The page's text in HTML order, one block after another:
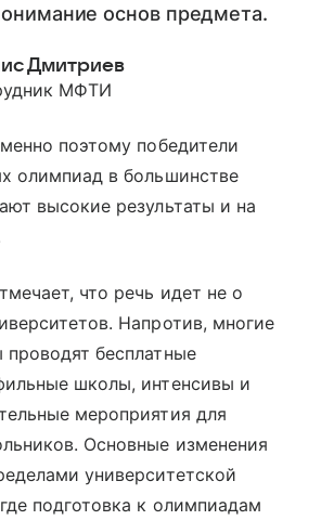
основ предмета.
Дмитриев
МФТИ
поэтому победители
олимпиад в большинстве
высокие результаты и на
что речь идет не о
Напротив, многие
бесплатные
школы, интенсивы и
мероприятия для
Основные изменения
университетской
подготовка к олимпиадам